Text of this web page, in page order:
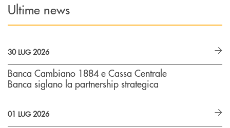
Ultime news
30 LUG 2026
Banca Cambiano 1884 e Cassa Centrale
Banca siglano la partnership strategica
01 LUG 2026